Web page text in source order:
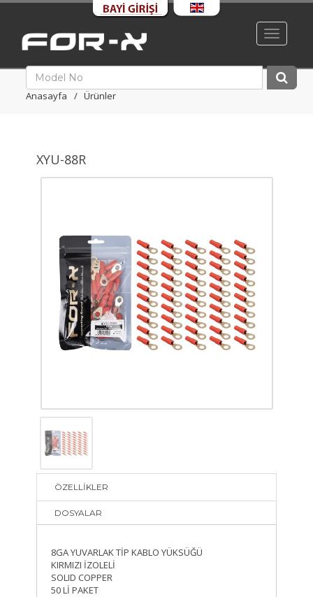
Toggle
Anasayfa Ürünler
XYU-88R
ÖZELLİKLER
DOSYALAR
8GA YUVARLAK TİP KABLO YÜKSÜĞÜ
KIRMIZI İZOLELİ
SOLID COPPER
50 Lİ PAKET